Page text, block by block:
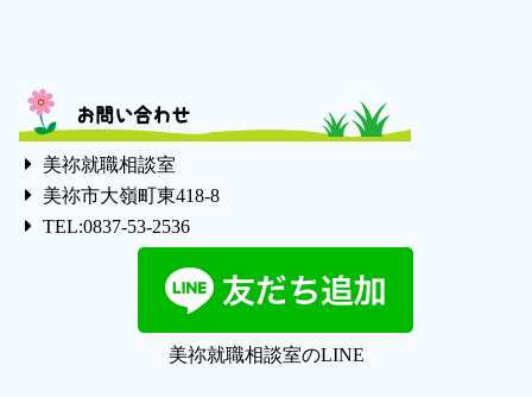
お問い合わせ
美祢就職相談室
美祢市大嶺町東418-8
TEL:0837-53-2536
美祢就職相談室のLINE